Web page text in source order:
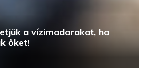
a vízimadarakat, ha
őket!